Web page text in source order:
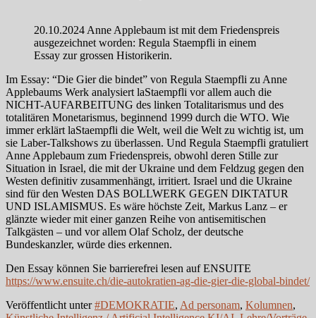
20.10.2024 Anne Applebaum ist mit dem Friedenspreis
ausgezeichnet worden: Regula Staempfli in einem
Essay zur grossen Historikerin.
Im Essay: “Die Gier die bindet” von Regula Staempfli zu Anne
Applebaums Werk analysiert laStaempfli vor allem auch die
NICHT-AUFARBEITUNG des linken Totalitarismus und des
totalitären Monetarismus, beginnend 1999 durch die WTO. Wie
immer erklärt laStaempfli die Welt, weil die Welt zu wichtig ist, um
sie Laber-Talkshows zu überlassen. Und Regula Staempfli gratuliert
Anne Applebaum zum Friedenspreis, obwohl deren Stille zur
Situation in Israel, die mit der Ukraine und dem Feldzug gegen den
Westen definitiv zusammenhängt, irritiert. Israel und die Ukraine
sind für den Westen DAS BOLLWERK GEGEN DIKTATUR
UND ISLAMISMUS. Es wäre höchste Zeit, Markus Lanz – er
glänzte wieder mit einer ganzen Reihe von antisemitischen
Talkgästen – und vor allem Olaf Scholz, der deutsche
Bundeskanzler, würde dies erkennen.
Den Essay können Sie barrierefrei lesen auf ENSUITE
https://www.ensuite.ch/die-autokratien-ag-die-gier-die-global-bindet/
Veröffentlicht unter #DEMOKRATIE, Ad personam, Kolumnen,